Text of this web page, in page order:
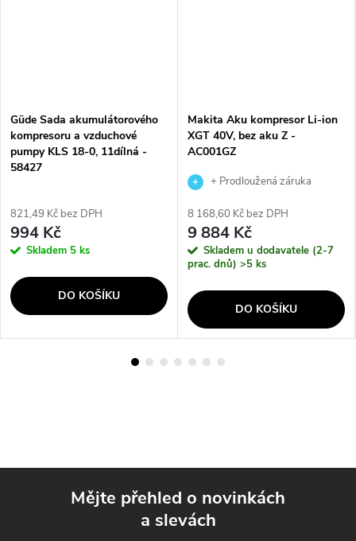
Güde Sada akumulátorového
kompresoru a vzduchové
pumpy KLS 18-0, 11dílná -
58427
821,49 Kč bez DPH
994 Kč
Skladem 5 ks
DO KOŠÍKU
Makita Aku kompresor Li-ion
XGT 40V, bez aku Z -
AC001GZ
+ Prodloužená záruka
8 168,60 Kč bez DPH
9 884 Kč
Skladem u dodavatele (2-7
prac. dnů) >5 ks
DO KOŠÍKU
Mějte přehled o novinkách
a slevách